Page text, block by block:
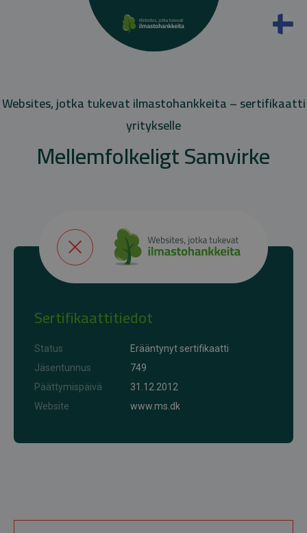
Websites, jotka tukevat ilmastohankkeita – sertifikaatti
yritykselle
Mellemfolkeligt Samvirke
Sertifikaattitiedot
Status
Erääntynyt sertifikaatti
Jäsentunnus
749
Päättymispäivä
31.12.2012
Website
www.ms.dk